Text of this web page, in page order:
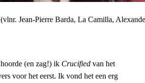
Jean-Pierre Barda, La Camilla,
(en zag!) ik Crucified van het
voor het eerst. Ik vond het een erg